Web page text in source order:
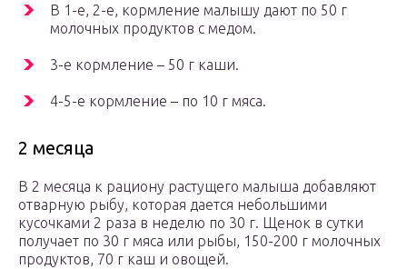
В 1-е, 2-е, кормление малышу дают по 50 г
молочных продуктов с медом.
3-е кормление – 50 г каши.
4-5-е кормление – по 10 г мяса.
2 месяца
В 2 месяца к рациону растущего малыша добавляют
отварную рыбу, которая дается небольшими
кусочками 2 раза в неделю по 30 г. Щенок в сутки
получает по 30 г мяса или рыбы, 150-200 г молочных
продуктов, 70 г каш и овощей.